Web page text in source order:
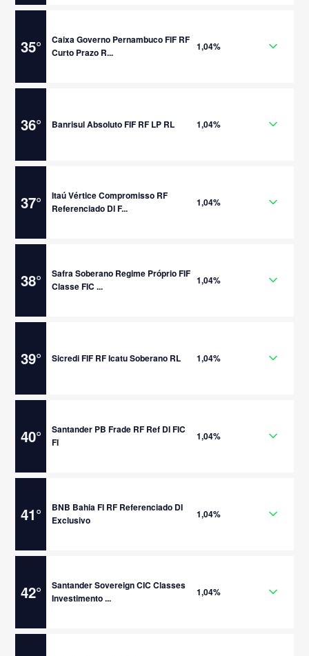
35°
Caixa Governo Pernambuco FIF RF
Curto Prazo R...
1,04%
36° Banrisul Absoluto FIF RF LP RL 1,04%
37°
Itaú Vértice Compromisso RF
Referenciado DI F...
1,04%
38°
Safra Soberano Regime Próprio FIF
Classe FIC ...
1,04%
39° Sicredi FIF RF Icatu Soberano RL 1,04%
40°
Santander PB Frade RF Ref DI FIC
FI
1,04%
41°
BNB Bahia FI RF Referenciado DI
Exclusivo
1,04%
42°
Santander Sovereign CIC Classes
Investimento ...
1,04%